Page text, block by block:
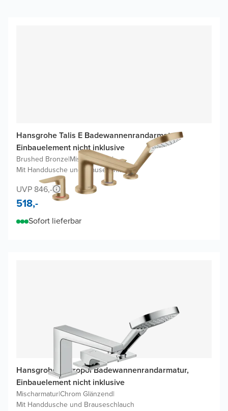
Hansgrohe Talis E Badewannenrandarmatur,
Einbauelement nicht inklusive
Brushed Bronze|Mischarmatur|
Mit Handdusche und Brauseschlauch
UVP 846,-
518,-
Sofort lieferbar
Hansgrohe Metropol Badewannenrandarmatur,
Einbauelement nicht inklusive
Mischarmatur|Chrom Glänzend|
Mit Handdusche und Brauseschlauch